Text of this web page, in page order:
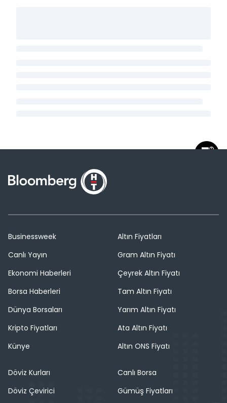
Businessweek
Canlı Yayın
Ekonomi Haberleri
Borsa Haberleri
Dünya Borsaları
Kripto Fiyatları
Künye
Altın Fiyatları
Gram Altın Fiyatı
Çeyrek Altın Fiyatı
Tam Altın Fiyatı
Yarım Altın Fiyatı
Ata Altın Fiyatı
Altın ONS Fiyatı
Döviz Kurları
Döviz Çevirici
Canlı Borsa
Gümüş Fiyatları